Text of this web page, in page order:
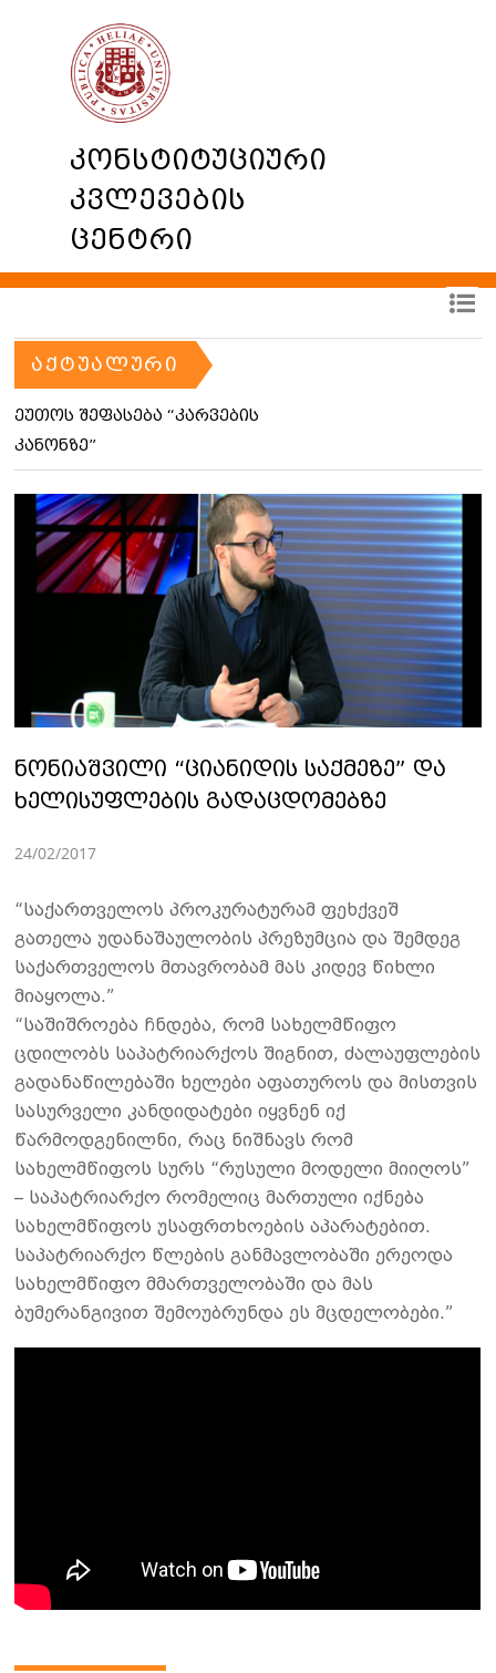
კონსტიტუციური
კვლევების
ცენტრი
ᲐᲥᲢᲣᲐᲚᲣᲠᲘ
ეუთოს შეფასება “კარვების
კანონზე”
ნონიაშვილი “ციანიდის საქმეზე” და
ხელისუფლების გადაცდომებზე
24/02/2017
“საქართველოს პროკურატურამ ფეხქვეშ
გათელა უდანაშაულობის პრეზუმცია და შემდეგ
საქართველოს მთავრობამ მას კიდევ წიხლი
მიაყოლა.”
“საშიშროება ჩნდება, რომ სახელმწიფო
ცდილობს საპატრიარქოს შიგნით, ძალაუფლების
გადანაწილებაში ხელები აფათუროს და მისთვის
სასურველი კანდიდატები იყვნენ იქ
წარმოდგენილნი, რაც ნიშნავს რომ
სახელმწიფოს სურს “რუსული მოდელი მიიღოს”
– საპატრიარქო რომელიც მართული იქნება
სახელმწიფოს უსაფრთხოების აპარატებით.
საპატრიარქო წლების განმავლობაში ერეოდა
სახელმწიფო მმართველობაში და მას
ბუმერანგივით შემოუბრუნდა ეს მცდელობები.”